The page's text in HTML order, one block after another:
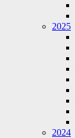
2025
2024